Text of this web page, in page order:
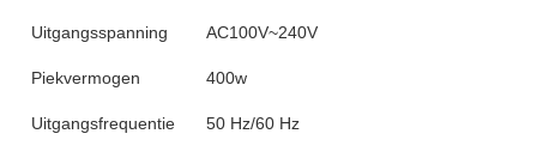
Uitgangsspanning AC100V~240V
Piekvermogen 400w
Uitgangsfrequentie 50 Hz/60 Hz